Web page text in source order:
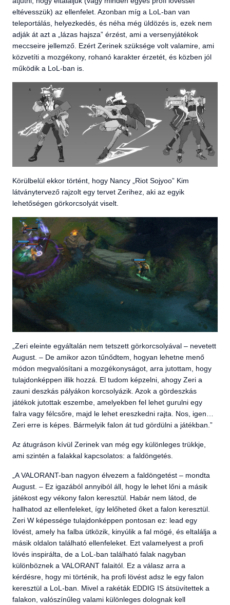
eltévesszük) az ellenfelet. Azonban míg a LoL-ban van
teleportálás, helyezkedés, és néha még üldözés is, ezek nem
adják át azt a „lázas hajsza” érzést, ami a versenyjátékok
meccseire jellemző. Ezért Zerinek szüksége volt valamire, ami
közvetíti a mozgékony, rohanó karakter érzetét, és közben jól
működik a LoL-ban is.
Körülbelül ekkor történt, hogy Nancy „Riot Sojyoo” Kim
látványtervező rajzolt egy tervet Zerihez, aki az egyik
lehetőségen görkorcsolyát viselt.
„Zeri eleinte egyáltalán nem tetszett görkorcsolyával – nevetett
August. – De amikor azon tűnődtem, hogyan lehetne menő
módon megvalósítani a mozgékonyságot, arra jutottam, hogy
tulajdonképpen illik hozzá. El tudom képzelni, ahogy Zeri a
zauni deszkás pályákon korcsolyázik. Azok a gördeszkás
játékok jutottak eszembe, amelyekben fel lehet gurulni egy
falra vagy félcsőre, majd le lehet ereszkedni rajta. Nos, igen…
Zeri erre is képes. Bármelyik falon át tud gördülni a játékban.”
Az átugráson kívül Zerinek van még egy különleges trükkje,
ami szintén a falakkal kapcsolatos: a faldöngetés.
„A VALORANT-ban nagyon élvezem a faldöngetést – mondta
August. – Ez igazából annyiból áll, hogy le lehet lőni a másik
játékost egy vékony falon keresztül. Habár nem látod, de
hallhatod az ellenfeleket, így lelőheted őket a falon keresztül.
Zeri W képessége tulajdonképpen pontosan ez: lead egy
lövést, amely ha falba ütközik, kinyúlik a fal mögé, és eltalálja a
másik oldalon található ellenfeleket. Ezt valamelyest a profi
lövés inspirálta, de a LoL-ban található falak nagyban
különböznek a VALORANT falaitól. Ez a válasz arra a
kérdésre, hogy mi történik, ha profi lövést adsz le egy falon
keresztül a LoL-ban. Mivel a rakéták EDDIG IS átsüvítettek a
falakon, valószínűleg valami különleges dolognak kell